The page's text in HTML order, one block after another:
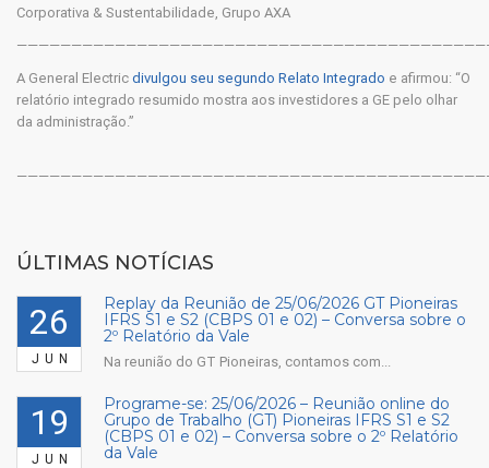
Corporativa & Sustentabilidade, Grupo AXA
A General Electric divulgou seu segundo Relato Integrado e afirmou: “O
relatório integrado resumido mostra aos investidores a GE pelo olhar
da administração.”
ÚLTIMAS NOTÍCIAS
26
JUN
Replay da Reunião de 25/06/2026 GT Pioneiras
IFRS S1 e S2 (CBPS 01 e 02) – Conversa sobre o
2º Relatório da Vale
Na reunião do GT Pioneiras, contamos com...
19
JUN
Programe-se: 25/06/2026 – Reunião online do
Grupo de Trabalho (GT) Pioneiras IFRS S1 e S2
(CBPS 01 e 02) – Conversa sobre o 2º Relatório
da Vale